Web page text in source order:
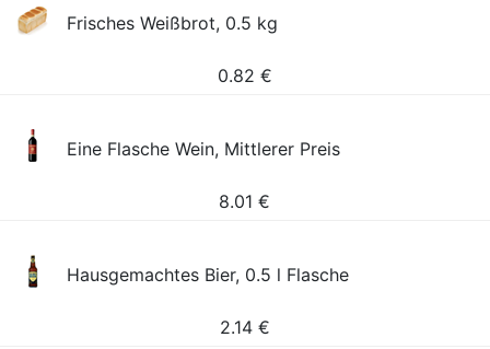
Frisches Weißbrot, 0.5 kg
0.82 €
Eine Flasche Wein, Mittlerer Preis
8.01 €
Hausgemachtes Bier, 0.5 l Flasche
2.14 €